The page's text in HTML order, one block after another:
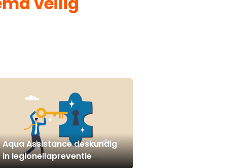
Aqua Assistance deskundig
in legionellapreventie